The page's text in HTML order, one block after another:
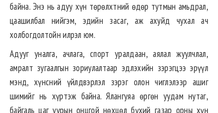
байна. Энэ нь адуу хүн төрөлхтний өдөр тутмын амьдрал,
цаашилбал нийгэм, эдийн засаг, аж ахуйд чухал ач
холбогдолтойн илрэл юм.
Адууг уналга, ачлага, спорт уралдаан, аялал жуулчлал,
амралт зугаалгын зориулалтаар эдлэхийн зэрэгцээ эрүүл
мэнд, хүнсний үйлдвэрлэл зэрэг олон чиглэлээр ашиг
шимийг нь хүртэж байна. Ялангуяа өргөн уудам нутаг,
байгаль цаг уурын онцгой нөхцөл бүхий газар орны хүн